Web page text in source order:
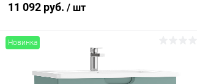
11 092 руб. / шт
Новинка